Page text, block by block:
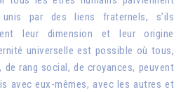
par des liens fraternels, s’ils
leur dimension et leur origine
universelle est possible où tous,
de rang social, de croyances, peuvent
avec eux-mêmes, avec les autres et